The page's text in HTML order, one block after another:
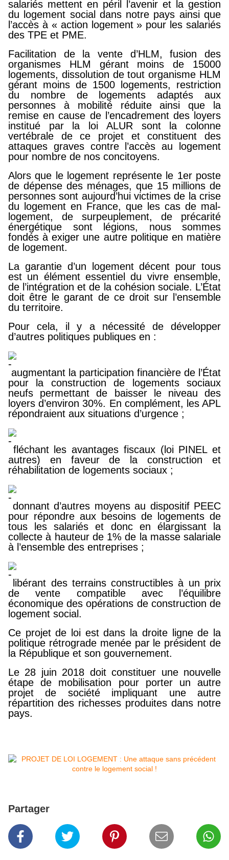
salariés mettent en péril l’avenir et la gestion
du logement social dans notre pays ainsi que
l’accès à « action logement » pour les salariés
des TPE et PME.
Facilitation de la vente d’HLM, fusion des
organismes HLM gérant moins de 15000
logements, dissolution de tout organisme HLM
gérant moins de 1500 logements, restriction
du nombre de logements adaptés aux
personnes à mobilité réduite ainsi que la
remise en cause de l’encadrement des loyers
institué par la loi ALUR sont la colonne
vertébrale de ce projet et constituent des
attaques graves contre l’accès au logement
pour nombre de nos concitoyens.
Alors que le logement représente le 1er poste
de dépense des ménages, que 15 millions de
personnes sont aujourd’hui victimes de la crise
du logement en France, que les cas de mal-
logement, de surpeuplement, de précarité
énergétique sont légions, nous sommes
fondés à exiger une autre politique en matière
de logement.
La garantie d’un logement décent pour tous
est un élément essentiel du vivre ensemble,
de l’intégration et de la cohésion sociale. L’État
doit être le garant de ce droit sur l’ensemble
du territoire.
Pour cela, il y a nécessité de développer
d’autres politiques publiques en :
augmentant la participation financière de l’État
pour la construction de logements sociaux
neufs permettant de baisser le niveau des
loyers d’environ 30%. En complément, les APL
répondraient aux situations d’urgence ;
fléchant les avantages fiscaux (loi PINEL et
autres) en faveur de la construction et
réhabilitation de logements sociaux ;
donnant d’autres moyens au dispositif PEEC
pour répondre aux besoins de logements de
tous les salariés et donc en élargissant la
collecte à hauteur de 1% de la masse salariale
à l’ensemble des entreprises ;
libérant des terrains constructibles à un prix
de vente compatible avec l’équilibre
économique des opérations de construction de
logement social.
Ce projet de loi est dans la droite ligne de la
politique rétrograde menée par le président de
la République et son gouvernement.
Le 28 juin 2018 doit constituer une nouvelle
étape de mobilisation pour porter un autre
projet de société impliquant une autre
répartition des richesses produites dans notre
pays.
Partager